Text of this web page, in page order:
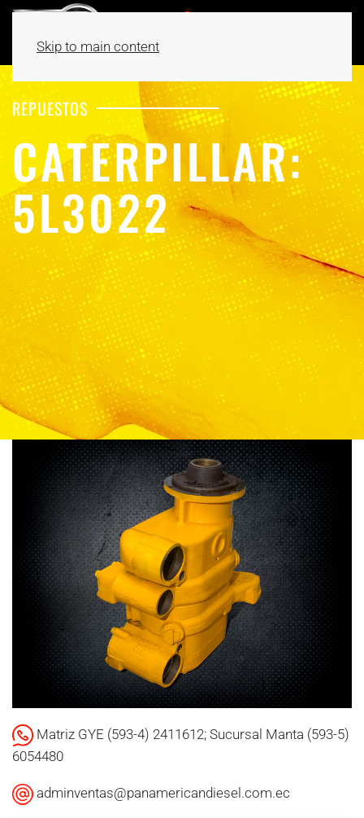
Skip to main content
REPUESTOS
CATERPILLAR:
5L3022
Matriz GYE (593-4) 2411612; Sucursal Manta (593-5)
6054480
adminventas@panamericandiesel.com.ec